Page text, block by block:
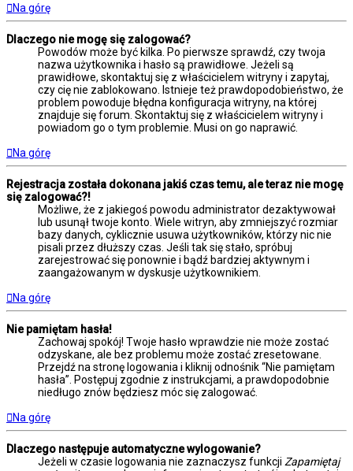
Na górę
Dlaczego nie mogę się zalogować?
Powodów może być kilka. Po pierwsze sprawdź, czy twoja
nazwa użytkownika i hasło są prawidłowe. Jeżeli są
prawidłowe, skontaktuj się z właścicielem witryny i zapytaj,
czy cię nie zablokowano. Istnieje też prawdopodobieństwo, że
problem powoduje błędna konfiguracja witryny, na której
znajduje się forum. Skontaktuj się z właścicielem witryny i
powiadom go o tym problemie. Musi on go naprawić.
Na górę
Rejestracja została dokonana jakiś czas temu, ale teraz nie mogę
się zalogować?!
Możliwe, że z jakiegoś powodu administrator dezaktywował
lub usunął twoje konto. Wiele witryn, aby zmniejszyć rozmiar
bazy danych, cyklicznie usuwa użytkowników, którzy nic nie
pisali przez dłuższy czas. Jeśli tak się stało, spróbuj
zarejestrować się ponownie i bądź bardziej aktywnym i
zaangażowanym w dyskusje użytkownikiem.
Na górę
Nie pamiętam hasła!
Zachowaj spokój! Twoje hasło wprawdzie nie może zostać
odzyskane, ale bez problemu może zostać zresetowane.
Przejdź na stronę logowania i kliknij odnośnik “Nie pamiętam
hasła”. Postępuj zgodnie z instrukcjami, a prawdopodobnie
niedługo znów będziesz móc się zalogować.
Na górę
Dlaczego następuje automatyczne wylogowanie?
Jeżeli w czasie logowania nie zaznaczysz funkcji Zapamiętaj